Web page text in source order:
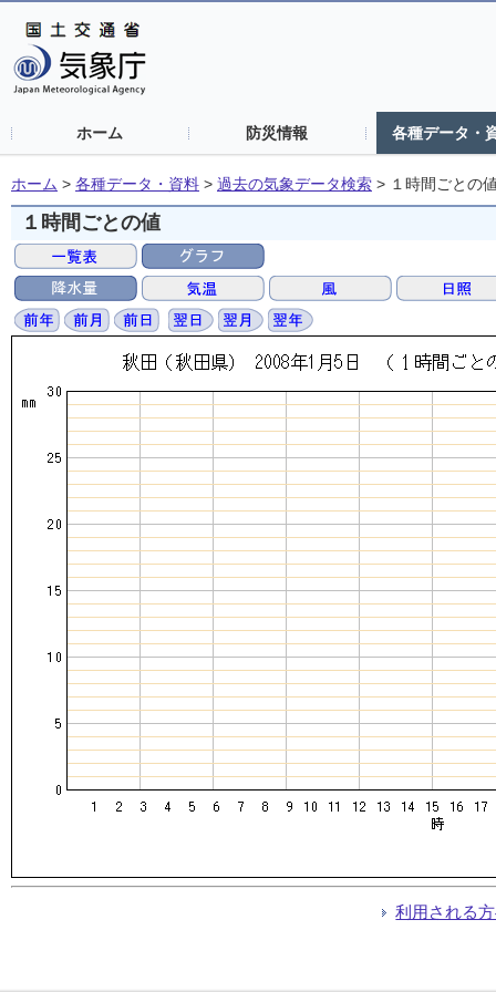
ホーム 防災情報 各種データ・
ホーム > 各種データ・資料 > 過去の気象データ検索 > １時間ごとの
１時間ごとの値
利用される